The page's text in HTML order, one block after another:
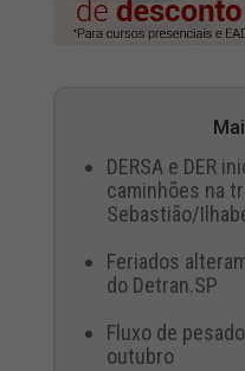
DERSA e DER
caminhões na
Sebastião/
Feriados
do Detran.SP
Fluxo de
outubro